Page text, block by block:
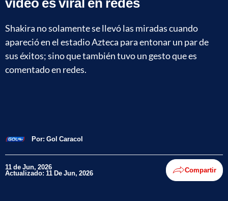
Shakira no solamente se llevó las miradas cuando
apareció en el estadio Azteca para entonar un par de
sus éxitos; sino que también tuvo un gesto que es
comentado en redes.
Por: Gol Caracol
11 de Jun, 2026
Actualizado: 11 De Jun, 2026 Compartir